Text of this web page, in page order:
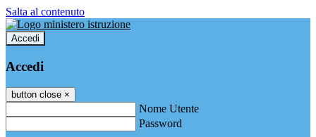
Salta al contenuto
Accedi
Accedi
button close ×
Nome Utente
Password